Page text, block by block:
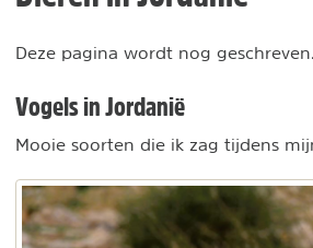
Deze pagina wordt nog geschreven.
Vogels in Jordanië
Mooie soorten die ik zag tijdens